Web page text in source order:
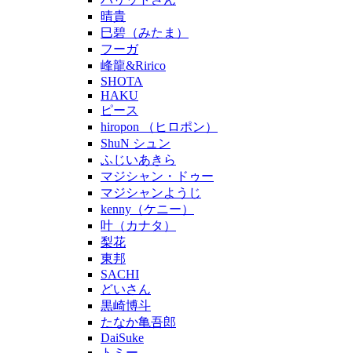
晴貴
巳碧（みたま）
フーガ
峰龍&Ririco
SHOTA
HAKU
ピース
hiropon （ヒロポン）
ShuN シュン
ふじいあきら
マジシャン・ドゥー
マジシャンようじ
kenny（ケニー）
叶（カナタ）
梨花
東邦
SACHI
どいさん
黒崎博斗
たなか亀吾郎
DaiSuke